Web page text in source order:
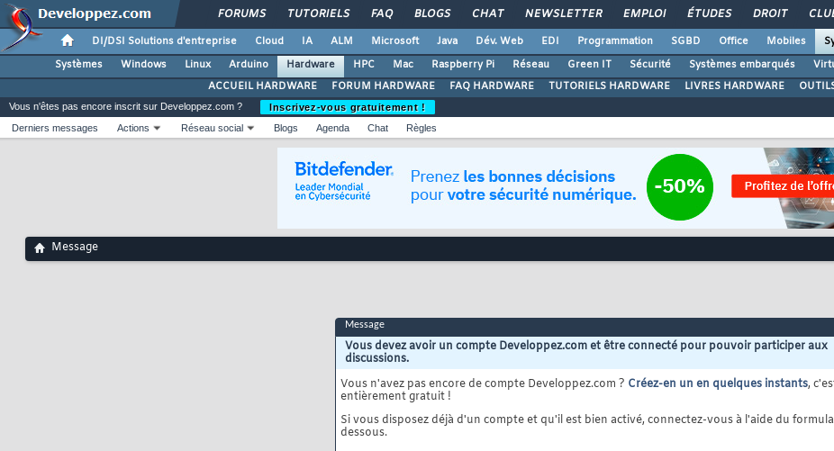
FORUMS TUTORIELS FAQ BLOGS CHAT NEWSLETTER EMPLOI ÉTUDES DROIT
DI/DSI Solutions d'entreprise Cloud IA ALM Microsoft Java Dév. Web EDI Programmation SGBD Office Mobiles
Systèmes
Windows Linux Arduino Hardware HPC Mac Raspberry Pi Réseau Green IT Sécurité Systèmes embarqués
ACCUEIL HARDWARE
FORUM HARDWARE FAQ HARDWARE TUTORIELS HARDWARE LIVRES HARDWARE
Vous n'êtes pas encore inscrit sur Developpez.com ?
Inscrivez-vous gratuitement !
Derniers messages
Actions Réseau social Blogs Agenda Chat Règles
Message
Message
Vous devez avoir un compte Developpez.com et être connecté pour pouvoir participer aux
discussions.
Vous n'avez pas encore de compte Developpez.com ? Créez-en un en quelques instants,
entièrement gratuit !
Si vous disposez déjà d'un compte et qu'il est bien activé, connectez-vous à l'aide du
dessous.